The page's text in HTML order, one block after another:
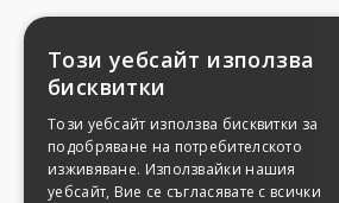
Този уебсайт използва
бисквитки
Този уебсайт използва бисквитки за
подобряване на потребителското
изживяване. Използвайки нашия
уебсайт, Вие се съгласявате с всички